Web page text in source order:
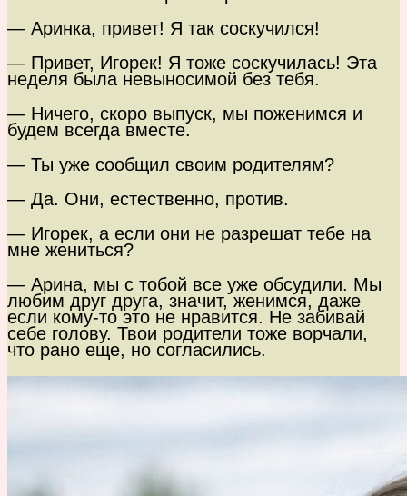
— Аринка, привет! Я так соскучился!
— Привет, Игорек! Я тоже соскучилась! Эта
неделя была невыносимой без тебя.
— Ничего, скоро выпуск, мы поженимся и
будем всегда вместе.
— Ты уже сообщил своим родителям?
— Да. Они, естественно, против.
— Игорек, а если они не разрешат тебе на
мне жениться?
— Арина, мы с тобой все уже обсудили. Мы
любим друг друга, значит, женимся, даже
если кому-то это не нравится. Не забивай
себе голову. Твои родители тоже ворчали,
что рано еще, но согласились.